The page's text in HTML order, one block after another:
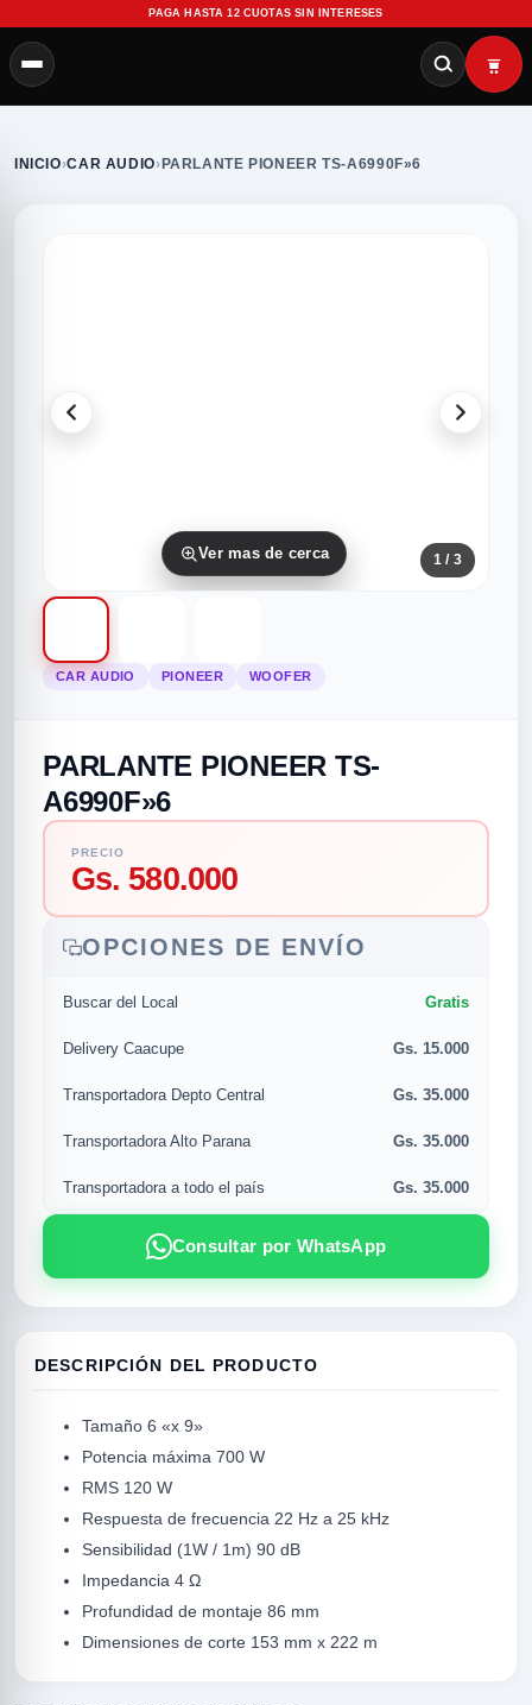
PAGA HASTA 12 CUOTAS SIN INTERESES
categorias
MUSICAL
INICIO›CAR AUDIO› PARLANTE PIONEER TS-A6990F»6
Ver mas de cerca 1 / 3
CAR AUDIO PIONEER WOOFER
PARLANTE PIONEER TS-
A6990F»6
PRECIO
Gs. 580.000
OPCIONES DE ENVÍO
Buscar del Local Gratis
Delivery Caacupe Gs. 15.000
Transportadora Depto Central Gs. 35.000
Transportadora Alto Parana Gs. 35.000
Transportadora a todo el país Gs. 35.000
Consultar por WhatsApp
DESCRIPCIÓN DEL PRODUCTO
Tamaño 6 «x 9»
Potencia máxima 700 W
RMS 120 W
Respuesta de frecuencia 22 Hz a 25 kHz
Sensibilidad (1W / 1m) 90 dB
Impedancia 4 Ω
Profundidad de montaje 86 mm
Dimensiones de corte 153 mm x 222 m